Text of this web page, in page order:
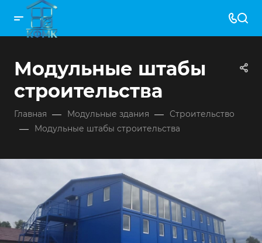
Модульные штабы
строительства
Главная — Модульные здания — Строительство
— Модульные штабы строительства